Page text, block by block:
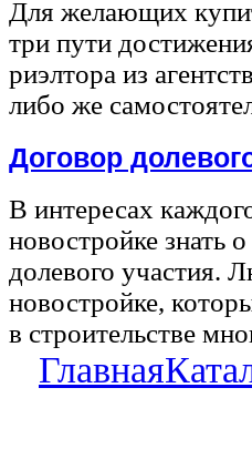
Для желающих
три пути
риэлтора из
либо же
Договор
В интересах
новостройке знать
долевого участия.
новостройке,
в строительстве
Главная